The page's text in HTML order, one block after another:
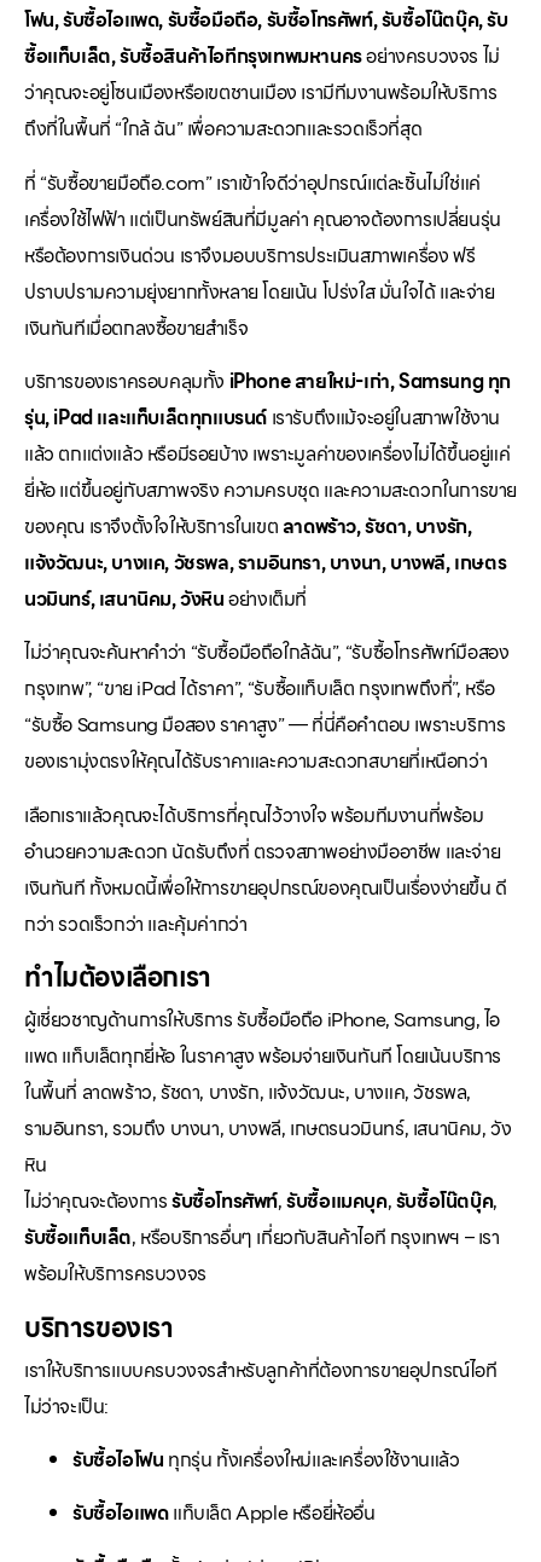
โฟน, รับซื้อไอแพด, รับซื้อมือถือ, รับซื้อโทรศัพท์, รับซื้อโน๊ตบุ๊ค, รับ
ซื้อแท็บเล็ต, รับซื้อสินค้าไอทีกรุงเทพมหานครอย่างครบวงจร ไม่
ว่าคุณจะอยู่โซนเมืองหรือเขตชานเมือง เรามีทีมงานพร้อมให้บริการ
ถึงที่ในพื้นที่ “ใกล้ ฉัน” เพื่อความสะดวกและรวดเร็วที่สุด
ที่ “รับซื้อขายมือถือ.com” เราเข้าใจดีว่าอุปกรณ์แต่ละชิ้นไม่ใช่แค่
เครื่องใช้ไฟฟ้า แต่เป็นทรัพย์สินที่มีมูลค่า คุณอาจต้องการเปลี่ยนรุ่น
หรือต้องการเงินด่วน เราจึงมอบบริการประเมินสภาพเครื่อง ฟรี
ปราบปรามความยุ่งยากทั้งหลาย โดยเน้น โปร่งใส มั่นใจได้ และจ่าย
เงินทันทีเมื่อตกลงซื้อขายสำเร็จ
บริการของเราครอบคลุมทั้ง iPhone สายใหม่-เก่า, Samsung ทุก
รุ่น, iPad และแท็บเล็ตทุกแบรนด์ เรารับถึงแม้จะอยู่ในสภาพใช้งาน
แล้ว ตกแต่งแล้ว หรือมีรอยบ้าง เพราะมูลค่าของเครื่องไม่ได้ขึ้นอยู่แค่
ยี่ห้อ แต่ขึ้นอยู่กับสภาพจริง ความครบชุด และความสะดวกในการขาย
ของคุณ เราจึงตั้งใจให้บริการในเขตลาดพร้าว, รัชดา, บางรัก,
แจ้งวัฒนะ, บางแค, วัชรพล, รามอินทรา, บางนา, บางพลี, เกษตร
นวมินทร์, เสนานิคม, วังหินอย่างเต็มที่
ไม่ว่าคุณจะค้นหาคำว่า “รับซื้อมือถือใกล้ฉัน”, “รับซื้อโทรศัพท์มือสอง
กรุงเทพ”, “ขาย iPad ได้ราคา”, “รับซื้อแท็บเล็ต กรุงเทพถึงที่”, หรือ
“รับซื้อ Samsung มือสอง ราคาสูง” — ที่นี่คือคำตอบ เพราะบริการ
ของเรามุ่งตรงให้คุณได้รับราคาและความสะดวกสบายที่เหนือกว่า
เลือกเราแล้วคุณจะได้บริการที่คุณไว้วางใจ พร้อมทีมงานที่พร้อม
อำนวยความสะดวก นัดรับถึงที่ ตรวจสภาพอย่างมืออาชีพ และจ่าย
เงินทันที ทั้งหมดนี้เพื่อให้การขายอุปกรณ์ของคุณเป็นเรื่องง่ายขึ้น ดี
กว่า รวดเร็วกว่า และคุ้มค่ากว่า
ทำไมต้องเลือกเรา
ผู้เชี่ยวชาญด้านการให้บริการ รับซื้อมือถือ iPhone, Samsung, ไอ
แพด แท็บเล็ตทุกยี่ห้อ ในราคาสูง พร้อมจ่ายเงินทันที โดยเน้นบริการ
ในพื้นที่ ลาดพร้าว, รัชดา, บางรัก, แจ้งวัฒนะ, บางแค, วัชรพล,
รามอินทรา, รวมถึง บางนา, บางพลี, เกษตรนวมินทร์, เสนานิคม, วัง
หิน
ไม่ว่าคุณจะต้องการรับซื้อโทรศัพท์,รับซื้อแมคบุค,รับซื้อโน๊ตบุ๊ค,
รับซื้อแท็บเล็ต, หรือบริการอื่นๆ เกี่ยวกับสินค้าไอที กรุงเทพฯ – เรา
พร้อมให้บริการครบวงจร
บริการของเรา
เราให้บริการแบบครบวงจรสำหรับลูกค้าที่ต้องการขายอุปกรณ์ไอที
ไม่ว่าจะเป็น:
รับซื้อไอโฟน ทุกรุ่น ทั้งเครื่องใหม่และเครื่องใช้งานแล้ว
รับซื้อไอแพดแท็บเล็ต Apple หรือยี่ห้ออื่น